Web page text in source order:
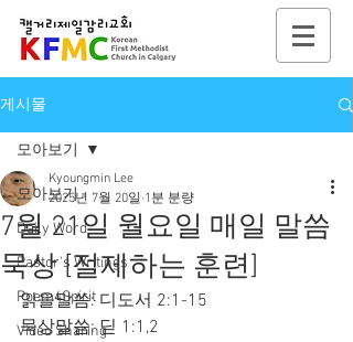
게시물
모아보기
Daily Word
Pastor's Writings
Poem4Spirit
Video Sharing
모아보기
7월 21일 월요일 매일 말씀
묵상 [절제하는 훈련]
Kyoungmin Lee
2025년 7월 20일 1분 분량
읽을말씀: 디도서 2:1-15
묵상말씀: 딛 1:1,2